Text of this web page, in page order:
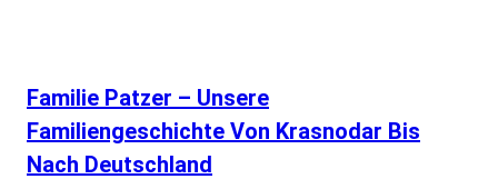
Familie Patzer – Unsere
Familiengeschichte Von Krasnodar Bis
Nach Deutschland